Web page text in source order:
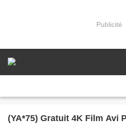
Publicité
(YA*75) Gratuit 4K Film Avi